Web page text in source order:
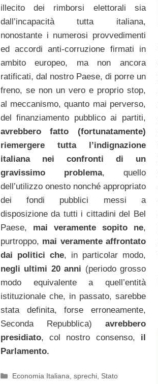
illecito dei rimborsi elettorali sia
dall’incapacità tutta italiana,
nonostante i numerosi provvedimenti
ed accordi anti-corruzione firmati in
ambito europeo, ma non ancora
ratificati, dal nostro Paese, di porre un
freno, se non un vero e proprio stop,
al meccanismo, quanto mai perverso,
del finanziamento pubblico ai partiti,
avrebbero fatto (fortunatamente)
riemergere tutta l’indignazione
italiana nei confronti di un
gravissimo problema, quello
dell’utilizzo onesto nonché appropriato
dei fondi pubblici messi a
disposizione da tutti i cittadini del Bel
Paese, mai veramente sopito ne,
purtroppo, mai veramente affrontato
dai politici che, in particolar modo,
negli ultimi 20 anni (periodo grosso
modo equivalente a quell’entità
istituzionale che, in passato, sarebbe
stata definita, forse erroneamente,
Seconda Repubblica) avrebbero
presidiato, col nostro consenso, il
Parlamento.
Categorie
Economia Italiana,sprechi, Stato